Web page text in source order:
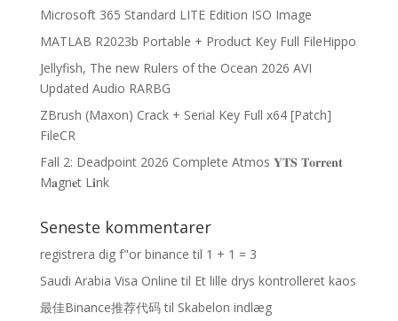
Microsoft 365 Standard LITE Edition ISO Image
MATLAB R2023b Portable + Product Key Full FileHippo
Jellyfish, The new Rulers of the Ocean 2026 AVI
Updated Audio RARBG
ZBrush (Maxon) Crack + Serial Key Full x64 [Patch]
FileCR
Fall 2: Deadpoint 2026 Complete Atmos 𝐘𝐓𝐒 𝐓𝐨𝐫𝐫𝐞𝐧𝐭
M𝐚gn𝐞t L𝐢nk
Seneste kommentarer
registrera dig f"or binance til 1 + 1 = 3
Saudi Arabia Visa Online til Et lille drys kontrolleret kaos
最佳Binance推荐代码til Skabelon indlæg